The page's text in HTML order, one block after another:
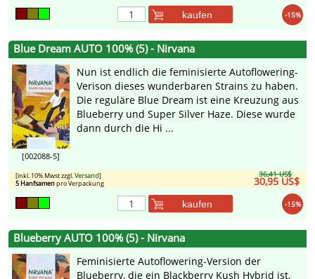
-15%
kaufen
Blue Dream AUTO 100% (5) - Nirvana
[002088-5]
Nun ist endlich die feminisierte Autoflowering-
Verison dieses wunderbaren Strains zu haben.
Die reguläre Blue Dream ist eine Kreuzung aus
Blueberry und Super Silver Haze. Diese wurde
dann durch die Hi ...
36,41 US$
30,95 US$
[inkl. 10% Mwst zzgl.Versand]
5 Hanfsamenpro Verpackung
-15%
kaufen
Blueberry AUTO 100% (5) - Nirvana
Feminisierte Autoflowering-Version der
Blueberry, die ein Blackberry Kush Hybrid ist,